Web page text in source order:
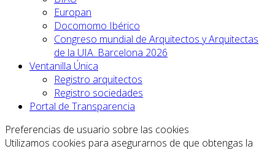
Europan
Docomomo Ibérico
Congreso mundial de Arquitectos y Arquitectas
de la UIA. Barcelona 2026
Ventanilla Única
Registro arquitectos
Registro sociedades
Portal de Transparencia
Preferencias de usuario sobre las cookies
Utilizamos cookies para asegurarnos de que obtengas la